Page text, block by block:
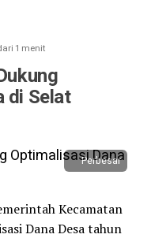
1 menit
di Selat
Perbesar
Kecamatan
Dana Desa tahun